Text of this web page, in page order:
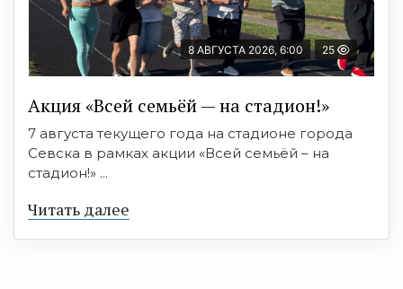
8 АВГУСТА 2026, 6:00 25
Акция «Всей семьёй — на стадион!»
7 августа текущего года на стадионе города
Севска в рамках акции «Всей семьёй – на
стадион!» ...
Читать далее